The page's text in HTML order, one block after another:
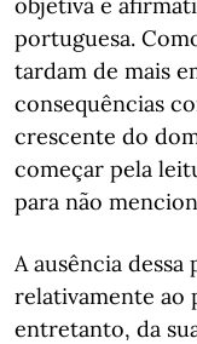
portuguesa.
tardam de mais
consequências
crescente do
começar pela
para não
A ausência
relativamente ao
entretanto, da